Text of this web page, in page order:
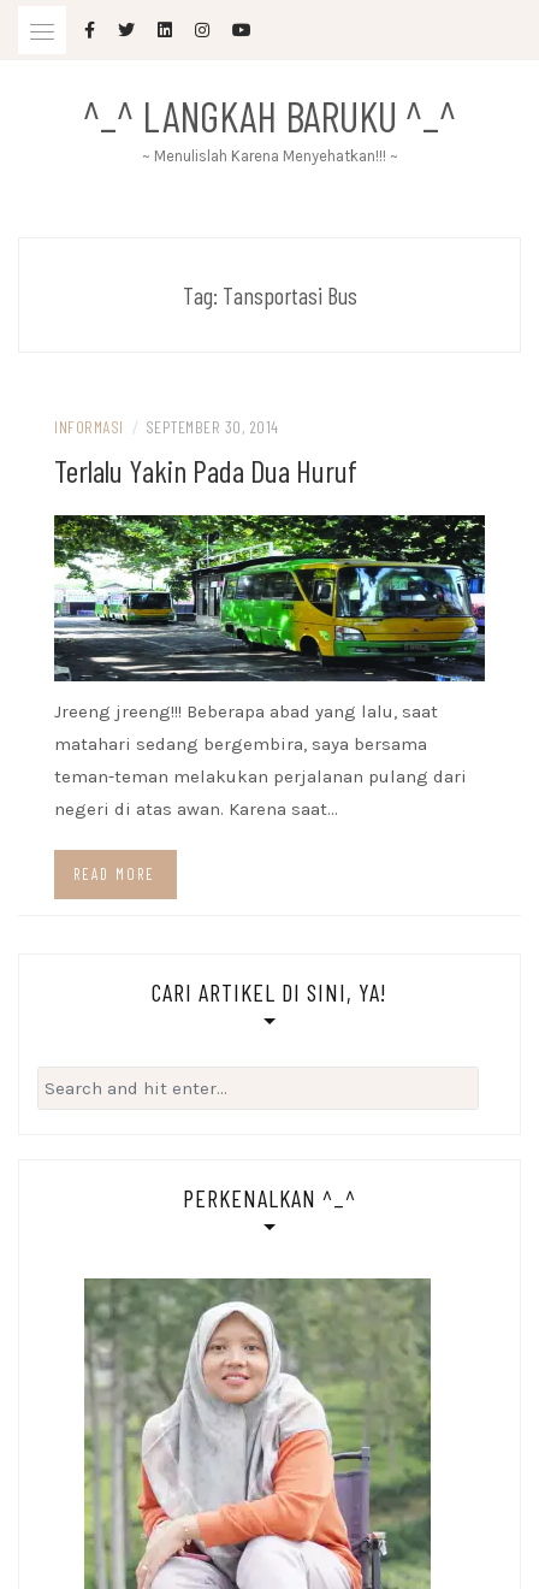
^_^ LANGKAH BARUKU ^_^
~ Menulislah Karena Menyehatkan!!! ~
Tag: Tansportasi Bus
INFORMASI / SEPTEMBER 30, 2014
Terlalu Yakin Pada Dua Huruf
Jreeng jreeng!!! Beberapa abad yang lalu, saat
matahari sedang bergembira, saya bersama
teman-teman melakukan perjalanan pulang dari
negeri di atas awan. Karena saat…
READ MORE
CARI ARTIKEL DI SINI, YA!
Search
for:
PERKENALKAN ^_^